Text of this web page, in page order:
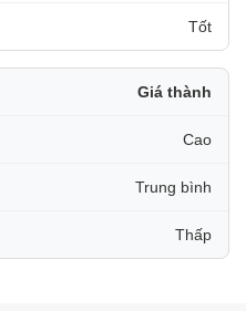
Tốt
Giá thành
Cao
Trung bình
Thấp